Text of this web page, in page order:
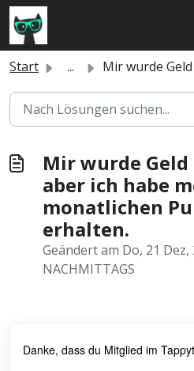
Zum hauptsächlichen Inhalt
Start ... Mir wurde Geld abgebucht, aber ich habe meine
Mir wurde
aber ich habe
monatlichen
erhalten.
Geändert am Do, 21 Dez,
NACHMITTAGS
Danke, dass du Mitglied im